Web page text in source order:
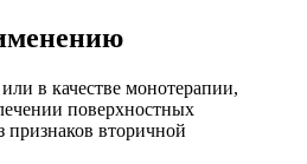
в качестве монотерапии,
поверхностных
вторичной